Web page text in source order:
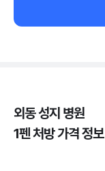
외동 성지 병원
1펜 처방 가격 정보